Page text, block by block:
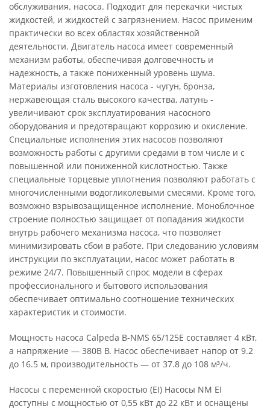
обслуживания. насоса. Подходит для перекачки чистых
жидкостей, и жидкостей с загрязнением. Насос применим
практически во всех областях хозяйственной
деятельности. Двигатель насоса имеет современный
механизм работы, обеспечивая долговечность и
надежность, а также пониженный уровень шума.
Материалы изготовления насоса - чугун, бронза,
нержавеющая сталь высокого качества, латунь -
увеличивают срок эксплуатирования насосного
оборудования и предотвращают коррозию и окисление.
Специальные исполнения этих насосов позволяют
возможность работы с другими средами в том числе и с
повышенной или пониженной кислотностью. Также
специальные торцевые уплотнения позволяют работать с
многочисленными водогликолевыми смесями. Кроме того,
возможно взрывозащищенное исполнение. Моноблочное
строение полностью защищает от попадания жидкости
внутрь рабочего механизма насоса, что позволяет
минимизировать сбои в работе. При следованию условиям
инструкции по эксплуатации, насос может работать в
режиме 24/7. Повышенный спрос модели в сферах
профессионального и бытового использования
обеспечивает оптимально соотношение технических
характеристик и стоимости.
Мощность насоса Calpeda B-NMS 65/125E составляет 4 кВт,
а напряжение — 380В В. Насос обеспечивает напор от 9.2
до 16.5 м, производительность — от 37.8 до 108 м³/ч.
Насосы с переменной скоростью (EI) Насосы NM EI
доступны с мощностью от 0,55 кВт до 22 кВт и оснащены